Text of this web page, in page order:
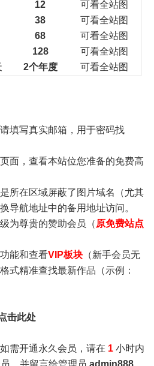
12
可看全站图
38
可看全站图
68
可看全站图
128
可看全站图
2个年度 可看全站图
请填写真实邮箱，用于密码找
页面，查看本站位您准备的免费高
所在区域屏蔽了图片域名（尤其
导航地址中的备用地址访问。
为尊贵的赞助会员（ 原免费站点
功能和查看VIP板块 （新手会员无
式精准查找最新作品（示例：
击此处
需开通永久会员，请在 1 小时内
，并留言给管理员 admin888